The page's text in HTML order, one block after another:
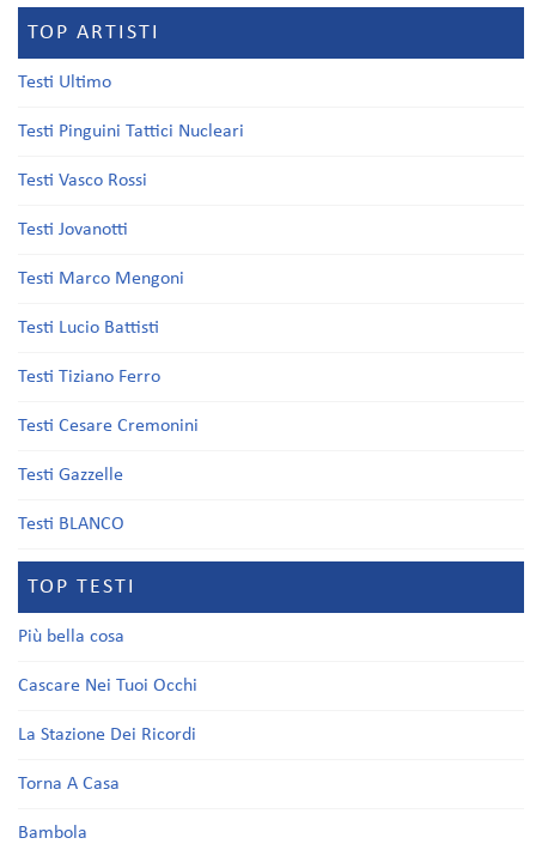
TOP ARTISTI
Testi Ultimo
Testi Pinguini Tattici Nucleari
Testi Vasco Rossi
Testi Jovanotti
Testi Marco Mengoni
Testi Lucio Battisti
Testi Tiziano Ferro
Testi Cesare Cremonini
Testi Gazzelle
Testi BLANCO
TOP TESTI
Più bella cosa
Cascare Nei Tuoi Occhi
La Stazione Dei Ricordi
Torna A Casa
Bambola